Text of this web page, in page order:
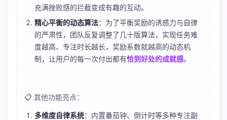
充满挫败感的拦截变成有趣的互动。
精心平衡的动态算法：为了平衡奖励的诱惑力与自律
的严肃性，团队反复调整了几十版算法，实现任务难
度越高、专注时长越长，奖励系数就越高的动态机
制，让用户的每一次付出都有恰到好处的成就感。
📋 其他功能亮点：
多维度自律系统：内置番茄钟、倒计时等多种专注副